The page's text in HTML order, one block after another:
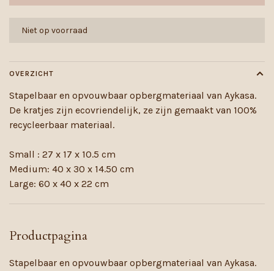
Niet op voorraad
OVERZICHT
Stapelbaar en opvouwbaar opbergmateriaal van Aykasa.
De kratjes zijn ecovriendelijk, ze zijn gemaakt van 100%
recycleerbaar materiaal.
Small : 27 x 17 x 10.5 cm
Medium: 40 x 30 x 14.50 cm
Large: 60 x 40 x 22 cm
Productpagina
Stapelbaar en opvouwbaar opbergmateriaal van Aykasa.